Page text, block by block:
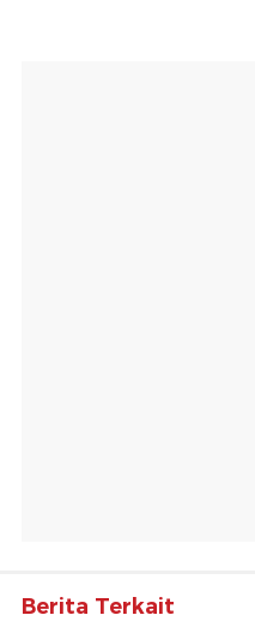
Berita Terkait